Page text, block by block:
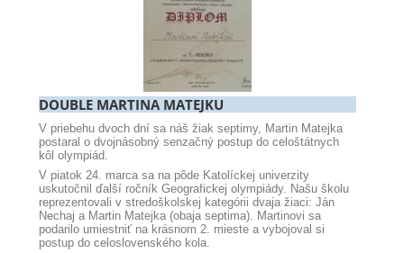
DOUBLE MARTINA MATEJKU
V priebehu dvoch dní sa náš žiak septimy, Martin Matejka
postaral o dvojnásobný senzačný postup do celoštátnych
kôl olympiád.
V piatok 24. marca sa na pôde Katolíckej univerzity
uskutočnil ďalší ročník Geografickej olympiády. Našu školu
reprezentovali v stredoškolskej kategórii dvaja žiaci: Ján
Nechaj a Martin Matejka (obaja septima). Martinovi sa
podarilo umiestniť na krásnom 2. mieste a vybojoval si
postup do celoslovenského kola.